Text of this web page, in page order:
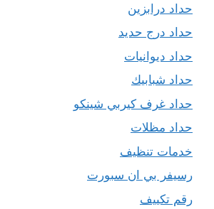
حداد درابزين
حداد درج حديد
حداد ديوانيات
حداد شبابيك
حداد غرف كيربي شينكو
حداد مظلات
خدمات تنظيف
رسيفر بي ان سبورت
رقم تكييف